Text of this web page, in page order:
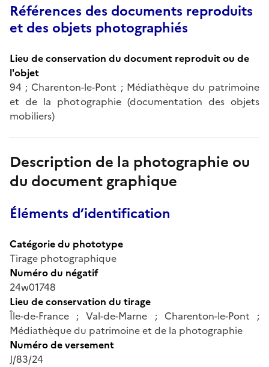
Références des documents reproduits
et des objets photographiés
Lieu de conservation du document reproduit ou de
l'objet
94 ; Charenton-le-Pont ; Médiathèque du patrimoine
et de la photographie (documentation des objets
mobiliers)
Description de la photographie ou
du document graphique
Éléments d’identification
Catégorie du phototype
Tirage photographique
Numéro du négatif
24w01748
Lieu de conservation du tirage
Île-de-France ; Val-de-Marne ; Charenton-le-Pont ;
Médiathèque du patrimoine et de la photographie
Numéro de versement
J/83/24